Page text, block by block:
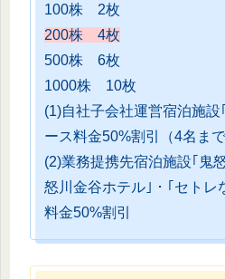
100株 2枚
200株 4枚
500株 6枚
1000株 10枚
(1)自社子会社運営宿泊施設
ース料金50%割引（4名まで
(2)業務提携先宿泊施設｢鬼
怒川金谷ホテル｣・｢セトレ
料金50%割引